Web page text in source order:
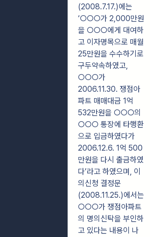
(2008.7.17.)에는
‘○○○가 2,000만원
을 ○○○에게 대여하
고 이자명목으로 매월
25만원을 수수하기로
구두약속하였고,
○○○가
2006.11.30. 쟁점아
파트 매매대금 1억
532만원을 ○○○의
○○○ 통장에 타행환
으로 입금하였다가
2006.12.6. 1억 500
만원을 다시 출금하였
다’라고 하였으며, 이
의신청 결정문
(2008.11.25.)에서는
○○○가 쟁점아파트
의 명의신탁을 부인하
고 있다는 내용이 나